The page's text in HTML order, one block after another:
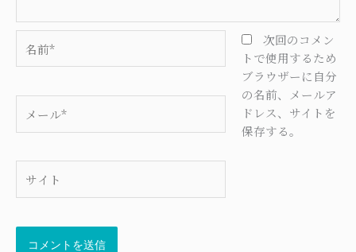
前
ー
*
次回のコメン
トで使用するため
ブラウザーに自分
の名前、メールア
ドレス、サイトを
保存する。